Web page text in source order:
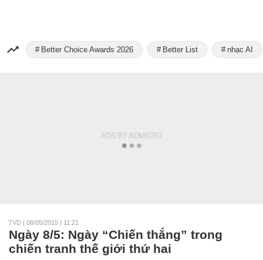
Better Choice Awards 2026 Better List nhạc AI
TVD | 08/05/2015 | 11:21
Ngày 8/5: Ngày “Chiến thắng” trong
chiến tranh thế giới thứ hai